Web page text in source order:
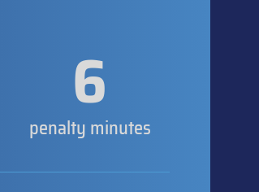
6
penalty minutes